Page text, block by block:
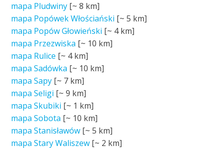
mapa Pludwiny [~8 km]
mapa Popówek Włościański [~5 km]
mapa Popów Głowieński [~ 4 km]
mapa Przezwiska [~ 10 km]
mapa Rulice [~ 4 km]
mapa Sadówka [~ 10 km]
mapa Sapy [~ 7 km]
mapa Seligi [~9 km]
mapa Skubiki [~ 1 km]
mapa Sobota [~ 10 km]
mapa Stanisławów [~5 km]
mapa Stary Waliszew [~ 2 km]